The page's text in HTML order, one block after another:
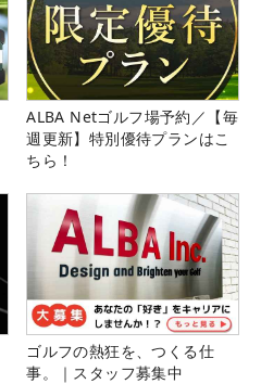
ALBA Netゴルフ場予約／【毎
週更新】特別優待プランはこ
ちら！
ゴルフの熱狂を、つくる仕
事。｜スタッフ募集中